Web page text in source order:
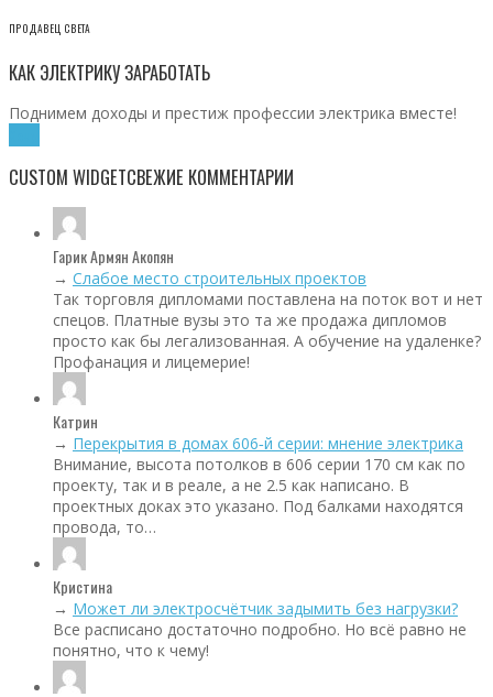
ПРОДАВЕЦ СВЕТА
КАК ЭЛЕКТРИКУ ЗАРАБОТАТЬ
Поднимем доходы и престиж профессии электрика вместе!
CUSTOM WIDGETСВЕЖИЕ КОММЕНТАРИИ
Гарик Армян Акопян
→ Слабое место строительных проектов
Так торговля дипломами поставлена на поток вот и нет
спецов. Платные вузы это та же продажа дипломов
просто как бы легализованная. А обучение на удаленке?
Профанация и лицемерие!
Катрин
→ Перекрытия в домах 606‑й серии: мнение электрика
Внимание, высота потолков в 606 серии 170 см как по
проекту, так и в реале, а не 2.5 как написано. В
проектных доках это указано. Под балками находятся
провода, то…
Кристина
→ Может ли электросчётчик задымить без нагрузки?
Все расписано достаточно подробно. Но всё равно не
понятно, что к чему!